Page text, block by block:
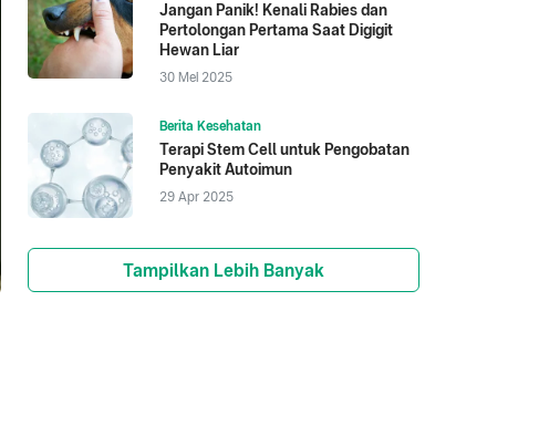
Jangan Panik! Kenali Rabies dan
Pertolongan Pertama Saat Digigit
Hewan Liar
30 Mei 2025
Berita Kesehatan
Terapi Stem Cell untuk Pengobatan
Penyakit Autoimun
29 Apr 2025
Tampilkan Lebih Banyak